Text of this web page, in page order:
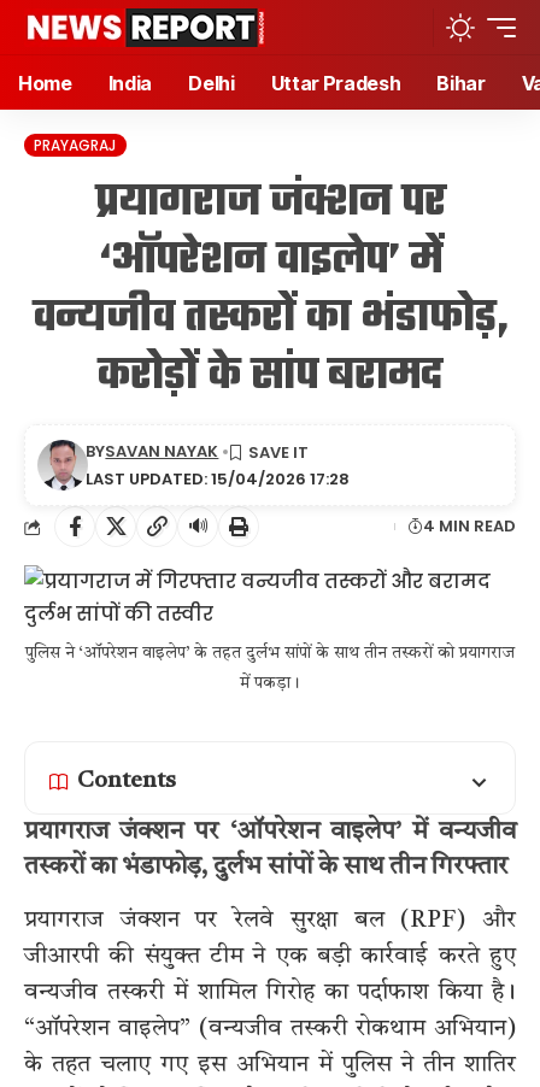
Home India Delhi Uttar Pradesh Bihar
PRAYAGRAJ
प्रयागराज जंक्शन पर
‘ऑपरेशन वाइलेप’ में
वन्यजीव तस्करों का भंडाफोड़,
करोड़ों के सांप बरामद
LAST UPDATED: 15/04/2026 17:28
BYSAVAN NAYAK
🔊 4 MIN READ
पुलिस ने ‘ऑपरेशन वाइलेप’ के तहत दुर्लभ सांपों के साथ तीन तस्करों को प्रयागराज
में पकड़ा।
Contents
प्रयागराज जंक्शन पर ‘ऑपरेशन वाइलेप’ में वन्यजीव
तस्करों का भंडाफोड़, दुर्लभ सांपों के साथ तीन गिरफ्तार
प्रयागराज जंक्शन पर रेलवे सुरक्षा बल (RPF) और
जीआरपी की संयुक्त टीम ने एक बड़ी कार्रवाई करते हुए
वन्यजीव तस्करी में शामिल गिरोह का पर्दाफाश किया है।
“ऑपरेशन वाइलेप” (वन्यजीव तस्करी रोकथाम अभियान)
के तहत चलाए गए इस अभियान में पुलिस ने तीन शातिर